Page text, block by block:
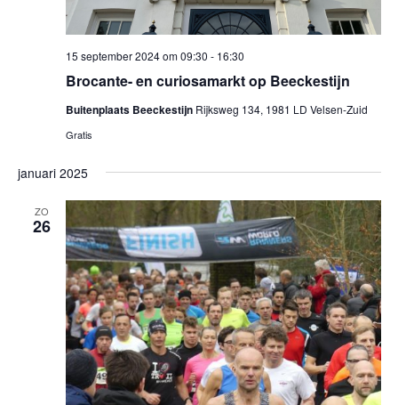
Brocante- en curiosamarkt op Beeckestijn
15 september 2024 om 09:30 - 16:30
Buitenplaats Beeckestijn Rijksweg 134, 1981 LD Velsen-Zuid
Gratis
januari 2025
ZO
26